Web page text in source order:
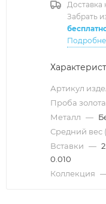
Доставка
Забрать
Артикул
Проба золота
Металл —
Средний вес
Вставки —
0.010
Коллекция